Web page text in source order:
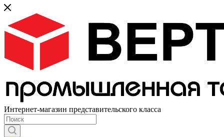
Интернет-магазин представительского класса